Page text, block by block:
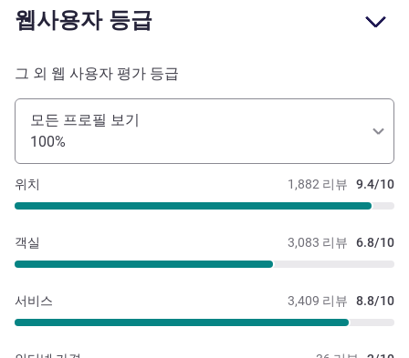
웹사용자 등급
그 외 웹 사용자 평가 등급
모든 프로필 보기
100%
1,882 리뷰 9.4/10
위치
3,083 리뷰 6.8/10
객실
3,409 리뷰 8.8/10
서비스